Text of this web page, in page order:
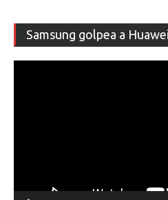
Samsung golpea a